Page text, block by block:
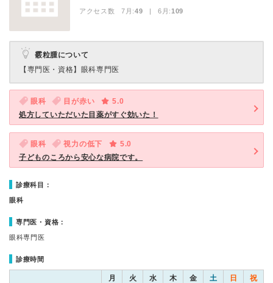
アクセス数 7月:49 | 6月:109
霰粒腫について
【専門医・資格】 眼科専門医
眼科 目が赤い
5.0
処方していただいた目薬がすぐ効いた！
眼科 視力の低下
5.0
子どものころから安心な病院です。
診療科目：
眼科
専門医・資格：
眼科専門医
診療時間
月 火 水 木 金 土 日 祝